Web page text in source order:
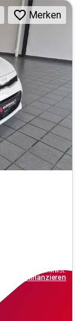
Merken
inkl.MwSt.
finanzieren